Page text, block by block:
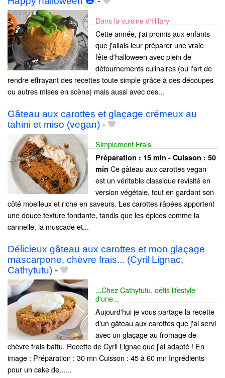
Dans la cuisine d'Hilary
Cette année, j'ai promis aux enfants
que j'allais leur préparer une vraie
fête d'halloween avec plein de
détournements culinaires (ou l'art de
rendre effrayant des recettes toute simple grâce à des découpes
ou autres mises en scène) mais aussi avec des...
Gâteau aux carottes et glaçage crémeux au
tahini et miso (vegan) -
Simplement Frais
Préparation : 15 min - Cuisson : 50
min Ce gâteau aux carottes vegan
est un véritable classique revisité en
version végétale, tout en gardant son
côté moelleux et riche en saveurs. Les carottes râpées apportent
une douce texture fondante, tandis que les épices comme la
cannelle, la muscade et...
Délicieux gâteau aux carottes et mon glaçage
mascarpone, chèvre frais... (Cyril Lignac,
Cathytutu) -
...Chez Cathytutu, défis lifestyle
d'une...
Aujourd'hui je vous partage la recette
d'un gâteau aux carottes que j'ai servi
avec un glaçage au fromage de
chèvre frais battu. Recette de Cyril Lignac que j'ai adapté ! En
image : Préparation : 30 mn Cuisson : 45 à 60 mn Ingrédients
pour un cake de......